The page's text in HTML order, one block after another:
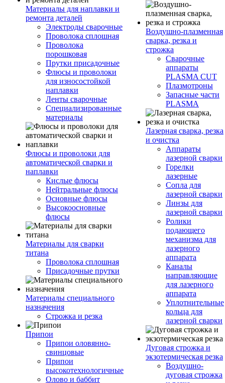
Материалы для наплавки и
ремонта деталей
Электроды сварочные
Проволока сплошная
Проволока
порошковая
Прутки присадочные
Флюсы и проволоки
для износостойкой
наплавки
Ленты сварочные
Специализированные
материалы
Флюсы и проволоки для
автоматической сварки и
наплавки
Кислые флюсы
Нейтральные флюсы
Основные флюсы
Высокоосновные
флюсы
Материалы для сварки
титана
Проволока сплошная
Присадочные прутки
Материалы специального
назначения
Строжка и резка
Припои
Припои оловянно-
свинцовые
Припои
высокотехнологичные
Олово и баббит
Воздушно-плазменная
сварка, резка и
строжка
Сварочные
аппараты
PLASMA CUT
Плазмотроны
Запасные части
PLASMA
Лазерная сварка, резка
и очистка
Аппараты
лазерной сварки
Горелки
лазерные
Сопла для
лазерной сварки
Линзы для
лазерной сварки
Ролики
подающего
механизма для
лазерного
аппарата
Каналы
направляющие
для лазерного
аппарата
Уплотнительные
кольца для
лазерной сварки
Дуговая строжка и
экзотермическая резка
Воздушно-
дуговая строжка